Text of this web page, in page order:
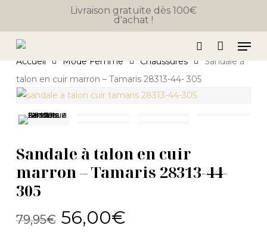
main
Livraison gratuite dès 100€
d'achat !
search
Accueil Mode Femme Chaussures
Sandale à
talon en cuir marron – Tamaris 28313-44- 305
Sandale à talon en cuir
marron – Tamaris 28313-44-
305
79,95€ Le
56,00€Le